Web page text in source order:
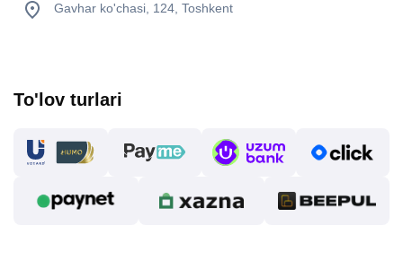
Gavhar ko'chasi, 124, Toshkent
To'lov turlari